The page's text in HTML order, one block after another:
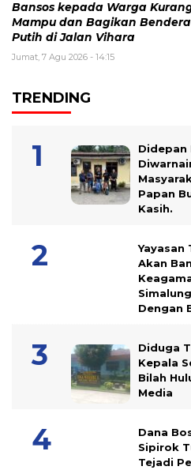
Bansos kepada Warga
Mampu dan Bagikan
Putih di Jalan Vihara
Jumat, 7 Agu 2026 - 14:15
TRENDING
Didepan
Papan
Kasih.
Yayasan
Akan
Dengan
Diduga
Kepala
Bilah
Media
Dana
Sipirok
Tejadi